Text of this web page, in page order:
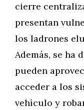
cierre
presentan
los ladrones
Además, se ha
pueden
acceder a los
vehículo y